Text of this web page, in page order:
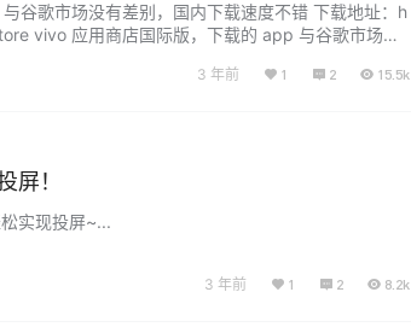
谷歌市场没有差别，国内下载速度不错 下载地址：h
vivo 应用商店国际版，下载的 app 与谷歌市场没
3 年前 1 2 15.5k
屏！
实现投屏~...
3 年前 1 2 8.2k